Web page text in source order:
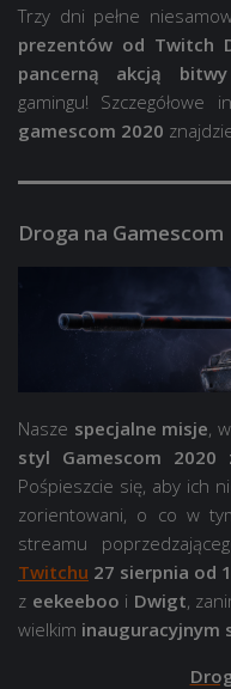
Trzy dni pełne
prezentów od Twitch
pancerną akcją bitwy
gamingu! Szczegółowe
gamescom 2020
Droga na Gamescom
Nasze specjalne misje,
styl Gamescom 2020
Pośpieszcie się, aby ich
zorientowani, o co w
streamu
Twitchu 27 sierpnia od
z eekeeboo i Dwigt,
wielkim inauguracyjnym